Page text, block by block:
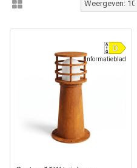
Informatieblad